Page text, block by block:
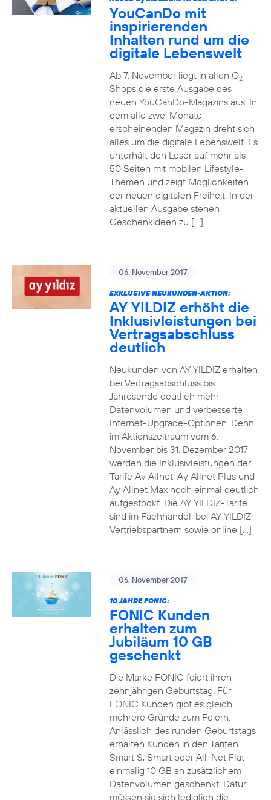
2
YouCanDo mit
inspirierenden
Inhalten rund um die
digitale Lebenswelt
Ab 7. November liegt in allen O2
Shops die erste Ausgabe des
neuen YouCanDo-Magazins aus. In
dem alle zwei Monate
erscheinenden Magazin dreht sich
alles um die digitale Lebenswelt. Es
unterhält den Leser auf mehr als
50 Seiten mit mobilen Lifestyle-
Themen und zeigt Möglichkeiten
der neuen digitalen Freiheit. In der
aktuellen Ausgabe stehen
Geschenkideen zu […]
06. November 2017
EXKLUSIVE NEUKUNDEN-AKTION:
AY YILDIZ erhöht die
Inklusivleistungen bei
Vertragsabschluss
deutlich
Neukunden von AY YILDIZ erhalten
bei Vertragsabschluss bis
Jahresende deutlich mehr
Datenvolumen und verbesserte
Internet-Upgrade-Optionen. Denn
im Aktionszeitraum vom 6.
November bis 31. Dezember 2017
werden die Inklusivleistungen der
Tarife Ay Allnet, Ay Allnet Plus und
Ay Allnet Max noch einmal deutlich
aufgestockt. Die AY YILDIZ-Tarife
sind im Fachhandel, bei AY YILDIZ
Vertriebspartnern sowie online […]
06. November 2017
10 JAHRE FONIC:
FONIC Kunden
erhalten zum
Jubiläum 10 GB
geschenkt
Die Marke FONIC feiert ihren
zehnjährigen Geburtstag. Für
FONIC Kunden gibt es gleich
mehrere Gründe zum Feiern:
Anlässlich des runden Geburtstags
erhalten Kunden in den Tarifen
Smart S, Smart oder All-Net Flat
einmalig 10 GB an zusätzlichem
Datenvolumen geschenkt. Dafür
müssen sie sich lediglich die